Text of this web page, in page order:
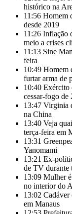
histórico na
11:56 Homem
desde 2019
11:26 Inflação
meio a crises
11:13 Sine
feira
10:49 Homem
furtar arma de
10:40 Exército
cessar-fogo de
13:47 Virginia
na China
13:40 Veja
terça-feira em
13:31
Yanomami
13:21 Ex-
de TV durante
13:09 Mulher
no interior do
13:02 Cadáver
em Manaus